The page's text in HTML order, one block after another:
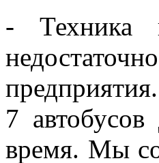
- Техника
7
время. Мы